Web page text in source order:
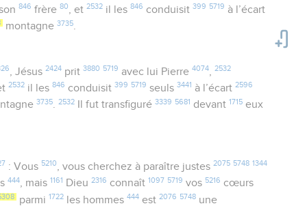
846 frère80, et2532 il les846 conduisit399 5719 à l’écart
montagne3735.
, Jésus 2424prit 3880 5719 avec lui Pierre 4074, 2532
2532 il les846 conduisit399 5719 seuls3441 à l’écart2596
3735.2532 Il fut transfiguré3339 5681 devant 1715 eux
: Vous 5210, vous cherchez à paraître justes 2075 5748 1344
444, mais 1161 Dieu2316 connaît 1097 5719 vos 5216 cœurs
parmi 1722 les hommes444 est2076 5748 une